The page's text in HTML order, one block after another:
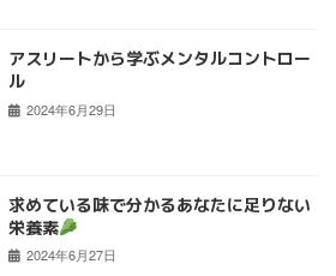
アスリートから学ぶメンタルコントロー
ル
2024年6月29日
求めている味で分かるあなたに足りない
栄養素
2024年6月27日